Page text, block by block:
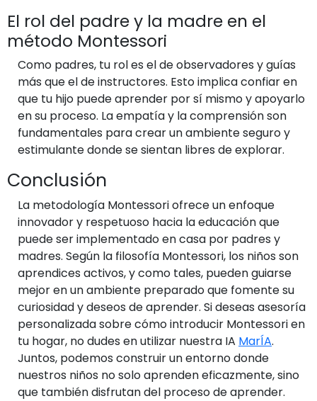
El rol del padre y la madre en el
método Montessori
Como padres, tu rol es el de observadores y guías
más que el de instructores. Esto implica confiar en
que tu hijo puede aprender por sí mismo y apoyarlo
en su proceso. La empatía y la comprensión son
fundamentales para crear un ambiente seguro y
estimulante donde se sientan libres de explorar.
Conclusión
La metodología Montessori ofrece un enfoque
innovador y respetuoso hacia la educación que
puede ser implementado en casa por padres y
madres. Según la filosofía Montessori, los niños son
aprendices activos, y como tales, pueden guiarse
mejor en un ambiente preparado que fomente su
curiosidad y deseos de aprender. Si deseas asesoría
personalizada sobre cómo introducir Montessori en
tu hogar, no dudes en utilizar nuestra IA MarÍA.
Juntos, podemos construir un entorno donde
nuestros niños no solo aprenden eficazmente, sino
que también disfrutan del proceso de aprender.